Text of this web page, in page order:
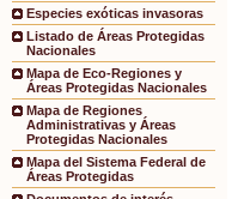
Especies exóticas invasoras
Listado de Áreas Protegidas
Nacionales
Mapa de Eco-Regiones y
Áreas Protegidas Nacionales
Mapa de Regiones
Administrativas y Áreas
Protegidas Nacionales
Mapa del Sistema Federal de
Áreas Protegidas